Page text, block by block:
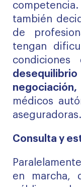
también
de
tengan
negociación,
médicos
aseguradoras.
Consulta y
en marcha,